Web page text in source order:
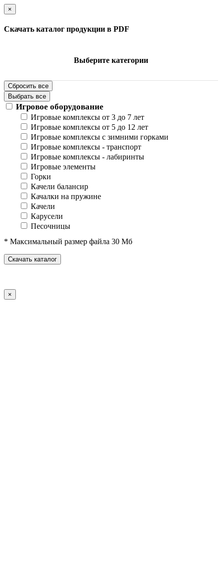
×
Скачать каталог продукции в PDF
Выберите категории
Сбросить все
Выбрать все
Игровое оборудование
Игровые комплексы от 3 до 7 лет
Игровые комплексы от 5 до 12 лет
Игровые комплексы с зимними горками
Игровые комплексы - транспорт
Игровые комплексы - лабиринты
Игровые элементы
Горки
Качели балансир
Качалки на пружине
Качели
Карусели
Песочницы
Домики-беседки
Детские столики и скамьи
Теневые навесы и сцены
* Максимальный размер файла 30 Мб
Скачать каталог
×